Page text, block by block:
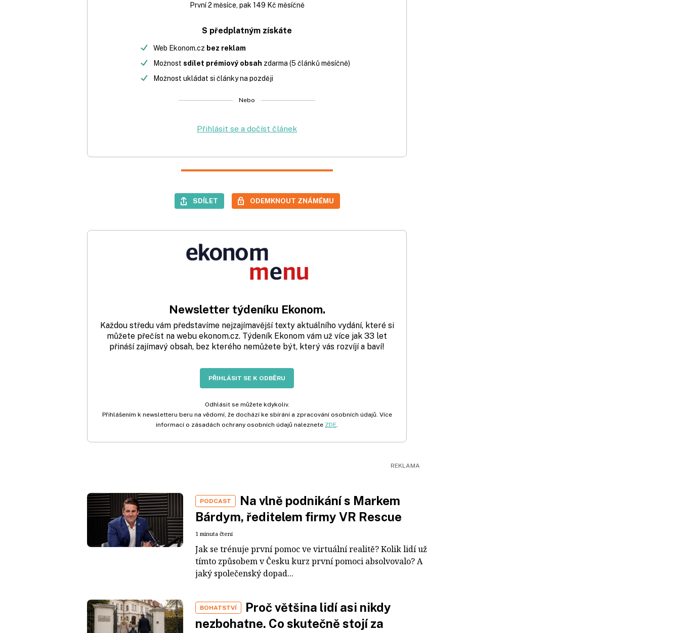
První 2 měsíce, pak 149 Kč měsíčně
S předplatným získáte
Web Ekonom.cz bez reklam
Možnost sdílet prémiový obsah zdarma (5 článků měsíčně)
Možnost ukládat si články na později
Nebo
Přihlásit se a dočíst článek
SDÍLET ODEMKNOUT ZNÁMÉMU
Newsletter týdeníku Ekonom.
Každou středu vám představíme nejzajímavější texty aktuálního vydání, které si
můžete přečíst na webu ekonom.cz. Týdeník Ekonom vám už více jak 33 let
přináší zajímavý obsah, bez kterého nemůžete být, který vás rozvíjí a baví!
PŘIHLÁSIT SE K ODBĚRU
Odhlásit se můžete kdykoliv.
Přihlášením k newsletteru beru na vědomí, že dochází ke sbírání a zpracování osobních údajů. Více
informací o zásadách ochrany osobních údajů naleznete ZDE.
PODCAST
Na vlně podnikání s Markem
Bárdym, ředitelem firmy VR Rescue
1 minuta čtení
Jak se trénuje první pomoc ve virtuální realitě? Kolik lidí už
tímto způsobem v Česku kurz první pomoci absolvovalo? A
jaký společenský dopad...
BOHATSTVÍ
Proč většina lidí asi nikdy
nezbohatne. Co skutečně stojí za